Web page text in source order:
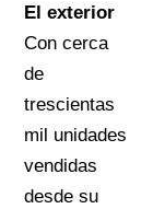
El exterior
Con cerca
de
trescientas
mil unidades
vendidas
desde su